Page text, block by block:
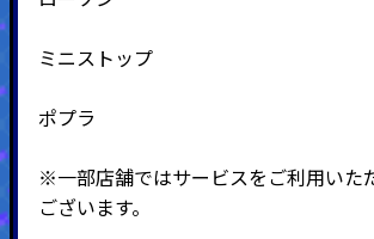
ミニストップ
ポプラ
※一部店舗ではサービスをご利用いた
ございます。